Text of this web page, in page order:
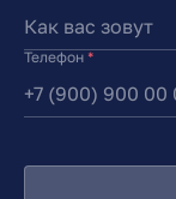
Телефон *